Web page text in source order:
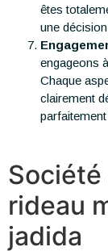
êtes
une
engageons
Chaque
clairement
rideau
jadida